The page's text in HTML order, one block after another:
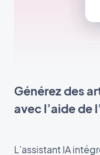
Générez des
avec l’aide de
L’assistant IA